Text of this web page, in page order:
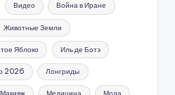
Видео Война в Иране
Животные Земли
Яблоко Иль де Ботэ
2026 Лонгриды